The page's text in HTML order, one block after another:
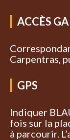
ACCÈS
Carpentras,
GPS
Indiquer
fois sur la
à parcourir.